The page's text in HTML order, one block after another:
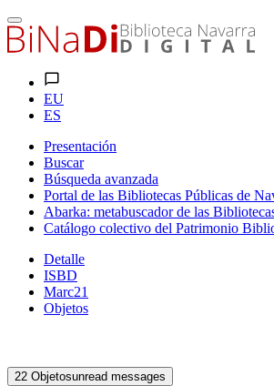
EU
ES
Presentación
Buscar
Búsqueda avanzada
Portal de las Bibliotecas Públicas de
Abarka: metabuscador de las
Catálogo colectivo del Patrimonio
Detalle
ISBD
Marc21
Objetos
22 Objetosunread messages